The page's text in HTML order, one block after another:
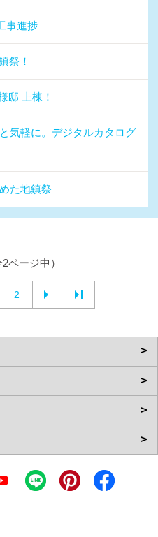
事進捗
祭！
邸 上棟！
気軽に。デジタルカタログ
た地鎮祭
ページ中）
2